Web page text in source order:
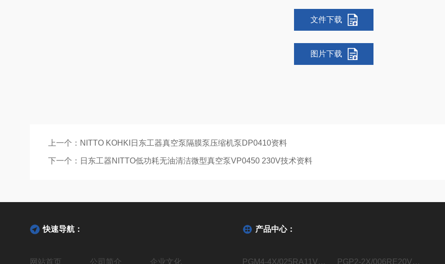
文件下载
图片下载
上一个： NITTO KOHKI日东工器真空泵隔膜泵压缩机泵DP0410资料
下一个： 日东工器NITTO低功耗无油清洁微型真空泵VP0450 230V技术资料
快速导航：
网站首页 公司简介 企业文化
产品中心：
PGM4-4X/025RA11VU2德国力士乐Rexroth内齿轮泵R901363096 PGP2-2X/006RE20VE4德国力士乐Rexroth内齿轮泵R900932129